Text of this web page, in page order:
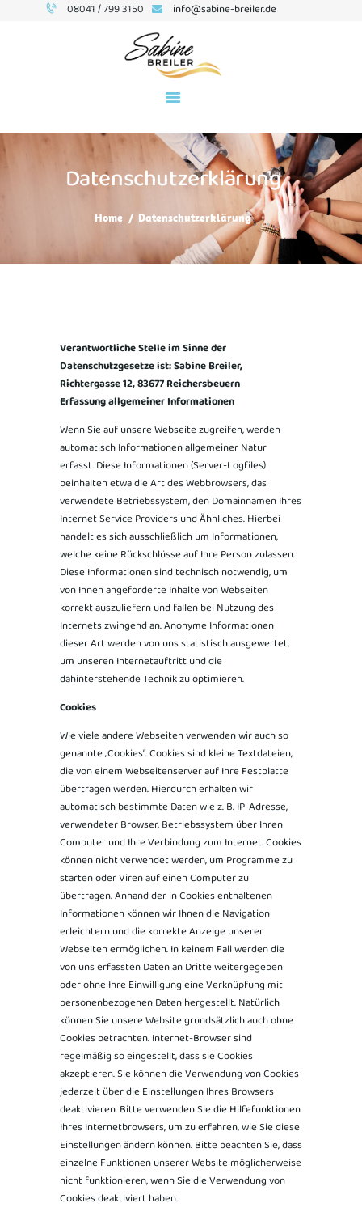
08041 / 799 3150 info@sabine-breiler.de
Datenschutzerklärung
Home Datenschutzerklärung
SEMINARE
ÜBER MICH
KONTAKT
NEWSLETTER
Verantwortliche Stelle im Sinne der
Datenschutzgesetze ist: Sabine Breiler,
Richtergasse 12, 83677 Reichersbeuern
Erfassung allgemeiner Informationen
Wenn Sie auf unsere Webseite zugreifen, werden
automatisch Informationen allgemeiner Natur
erfasst. Diese Informationen (Server-Logfiles)
beinhalten etwa die Art des Webbrowsers, das
verwendete Betriebssystem, den Domainnamen Ihres
Internet Service Providers und Ähnliches. Hierbei
handelt es sich ausschließlich um Informationen,
welche keine Rückschlüsse auf Ihre Person zulassen.
Diese Informationen sind technisch notwendig, um
von Ihnen angeforderte Inhalte von Webseiten
korrekt auszuliefern und fallen bei Nutzung des
Internets zwingend an. Anonyme Informationen
dieser Art werden von uns statistisch ausgewertet,
um unseren Internetauftritt und die
dahinterstehende Technik zu optimieren.
Cookies
Wie viele andere Webseiten verwenden wir auch so
genannte „Cookies“. Cookies sind kleine Textdateien,
die von einem Webseitenserver auf Ihre Festplatte
übertragen werden. Hierdurch erhalten wir
automatisch bestimmte Daten wie z. B. IP-Adresse,
verwendeter Browser, Betriebssystem über Ihren
Computer und Ihre Verbindung zum Internet. Cookies
können nicht verwendet werden, um Programme zu
starten oder Viren auf einen Computer zu
übertragen. Anhand der in Cookies enthaltenen
Informationen können wir Ihnen die Navigation
erleichtern und die korrekte Anzeige unserer
Webseiten ermöglichen. In keinem Fall werden die
von uns erfassten Daten an Dritte weitergegeben
oder ohne Ihre Einwilligung eine Verknüpfung mit
personenbezogenen Daten hergestellt. Natürlich
können Sie unsere Website grundsätzlich auch ohne
Cookies betrachten. Internet-Browser sind
regelmäßig so eingestellt, dass sie Cookies
akzeptieren. Sie können die Verwendung von Cookies
jederzeit über die Einstellungen Ihres Browsers
deaktivieren. Bitte verwenden Sie die Hilfefunktionen
Ihres Internetbrowsers, um zu erfahren, wie Sie diese
Einstellungen ändern können. Bitte beachten Sie, dass
einzelne Funktionen unserer Website möglicherweise
nicht funktionieren, wenn Sie die Verwendung von
Cookies deaktiviert haben.